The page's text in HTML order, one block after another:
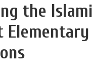
the
Elementary